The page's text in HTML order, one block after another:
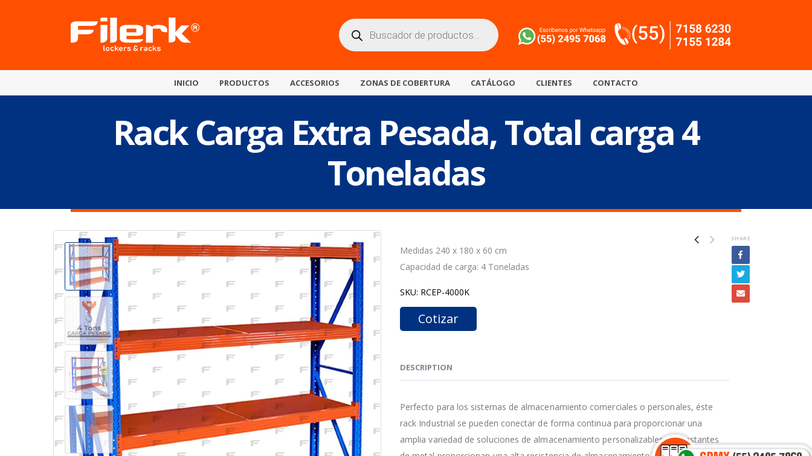
Búsqueda
de
productos
INICIO PRODUCTOS ACCESORIOS ZONAS DE COBERTURA CATÁLOGO CLIENTES CONTACTO
Rack Carga Extra Pesada, Total carga 4
Toneladas
Medidas 240 x 180 x 60 cm
Capacidad de carga: 4 Toneladas
SKU: RCEP-4000K
Cotizar
SHARE
DESCRIPTION
Perfecto para los sistemas de almacenamiento comerciales o personales, éste
rack Industrial se pueden conectar de forma continua para proporcionar una
amplia variedad de soluciones de almacenamiento personalizables. Los estantes